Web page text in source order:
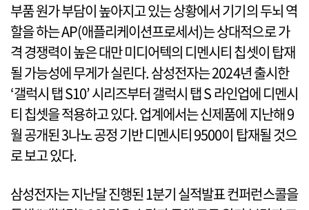
부품 원가 부담이 높아지고 있는 상황에서 기기의 두뇌 역
할을 하는 AP(애플리케이션프로세서)는 상대적으로 가
격 경쟁력이 높은 대만 미디어텍의 디멘시티 칩셋이 탑재
될 가능성에 무게가 실린다. 삼성전자는 2024년 출시한
‘갤럭시 탭 S10’ 시리즈부터 갤럭시 탭 S 라인업에 디멘시
티 칩셋을 적용하고 있다. 업계에서는 신제품에 지난해 9
월 공개된 3나노 공정 기반 디멘시티 9500이 탑재될 것으
로 보고 있다.
삼성전자는 지난달 진행된 1분기 실적발표 컨퍼런스콜을